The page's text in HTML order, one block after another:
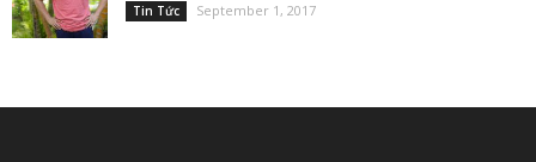
Tin Tức September 1, 2017